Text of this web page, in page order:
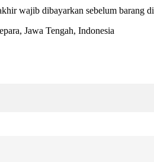
wajib dibayarkan sebelum barang
Jawa Tengah, Indonesia